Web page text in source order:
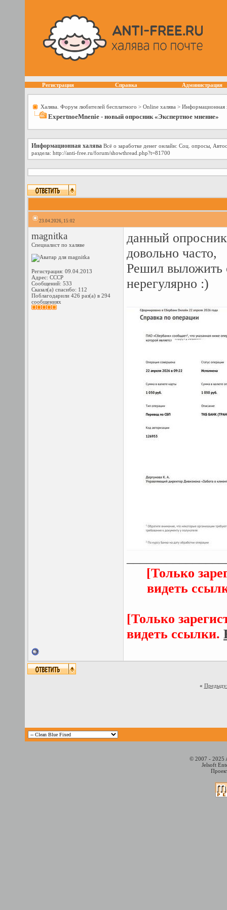
Регистрация Справка Администрация
Халява. Форум любителей бесплатного > Online халява > Информационная
ExpertnoeMnenie - новый опросник «Экспертное мнение»
Информационная халява Всё о заработке денег онлайн: Соц. опросы,
раздела: http://anti-free.ru/forum/showthread.php?t=81700
23.04.2026, 15:02
magnitka
Специалист по халяве
Регистрация: 09.04.2013
Адрес: СССР
Сообщений: 533
Сказал(а) спасибо: 112
Поблагодарили 426 раз(а) в 294
сообщениях
данный
довольно часто,
Решил выложить
нерегулярно :)
[Только
видеть
[Только
видеть ссылки.
«
© 2007 - 2025
Jelsoft